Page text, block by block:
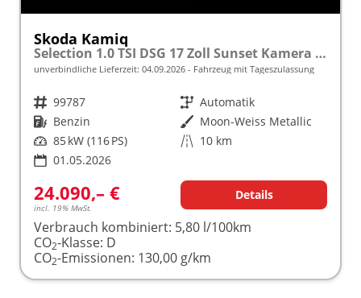
Skoda Kamiq
Selection 1.0 TSI DSG 17 Zoll Sunset Kamera PDC v+h
unverbindliche Lieferzeit: 04.09.2026 Fahrzeug mit Tageszulassung
Fahrzeugnr. 99787 Getriebe Automatik
Kraftstoff Benzin Außenfarbe Moon-Weiss Metallic
Leistung 85 kW (116 PS) Kilometerstand 10 km
01.05.2026
24.090,– €
incl. 19% MwSt.
Details
Verbrauch kombiniert: 5,80 l/100km
CO2-Klasse: D
CO2-Emissionen: 130,00 g/km